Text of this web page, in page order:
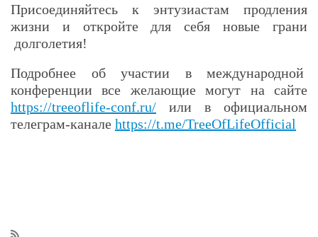
Присоединяйтесь к энтузиастам продления
жизни и откройте для себя новые грани
долголетия!
Подробнее об участии в международной
конференции все желающие могут на сайте
https://treeoflife-conf.ru/ или в официальном
телеграм-канале https://t.me/TreeOfLifeOfficial